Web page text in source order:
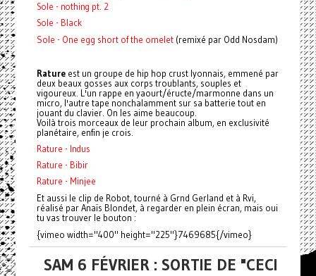
Sole - nothing pt. 2
Sole - Black
Sole - One egg short of the omelet(remixé par Odd Nosdam)
Ratureest un groupe de hip hop crust lyonnais, emmené par
deux beaux gosses aux corps troublants, souples et
vigoureux. L'un rappe en yaourt/éructe/marmonne dans un
micro, l'autre tape nonchalamment sur sa batterie tout en
jouant du clavier. On les aime beaucoup.
Voilà trois morceaux de leur prochain album, en exclusivité
planétaire, enfin je crois.
Rature - Indus
Rature - Bibir
Rature - Minjee
Et aussi le clip de Robot, tourné à Grnd Gerland et à Rvi,
réalisé par Anaïs Blondet, à regarder en plein écran, mais oui
tu vas trouver le bouton :
{vimeo width="400" height="225"}7469685{/vimeo}
SAM 6 FÉVRIER : SORTIE DE "CECI